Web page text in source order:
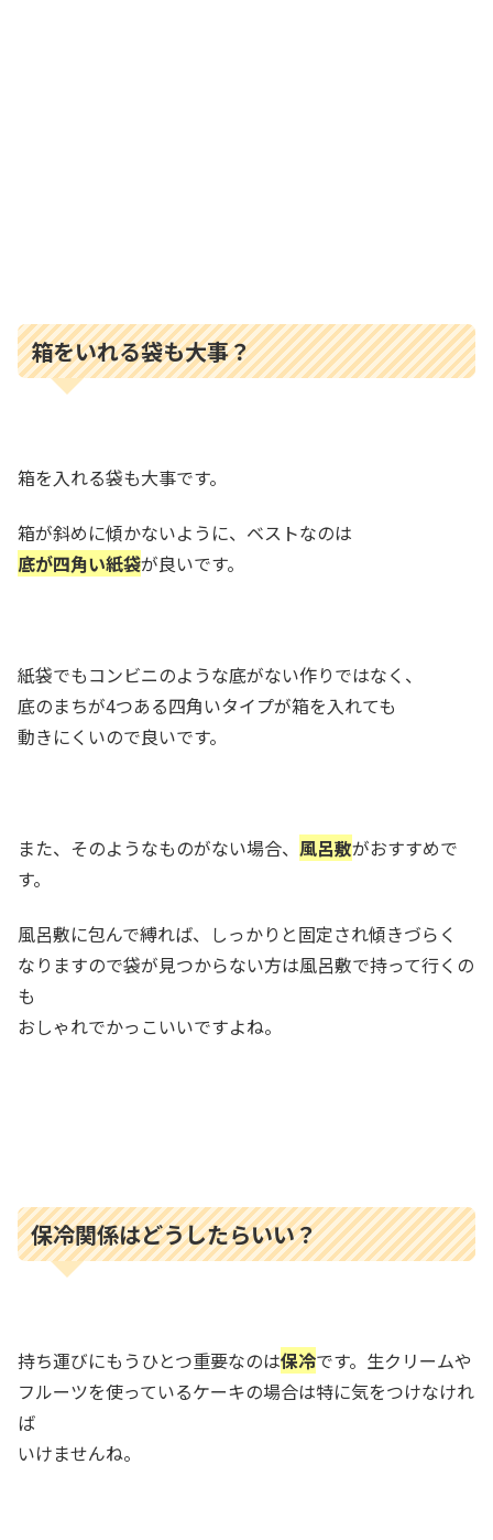
箱をいれる袋も大事？
箱を入れる袋も大事です。
箱が斜めに傾かないように、ベストなのは
底が四角い紙袋が良いです。
紙袋でもコンビニのような底がない作りではなく、
底のまちが4つある四角いタイプが箱を入れても
動きにくいので良いです。
また、そのようなものがない場合、 風呂敷がおすすめで
す。
風呂敷に包んで縛れば、しっかりと固定され傾きづらく
なりますので袋が見つからない方は風呂敷で持って行くの
も
おしゃれでかっこいいですよね。
保冷関係はどうしたらいい？
持ち運びにもうひとつ重要なのは保冷です。生クリームや
フルーツを使っているケーキの場合は特に気をつけなけれ
ば
いけませんね。